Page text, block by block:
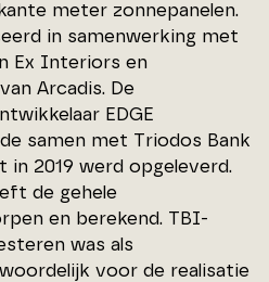
meter zonnepanelen.
in samenwerking met
Ex Interiors en
Arcadis. De
EDGE
samen met Triodos Bank
in 2019 werd opgeleverd.
de gehele
en berekend. TBI-
was als
voor de realisatie